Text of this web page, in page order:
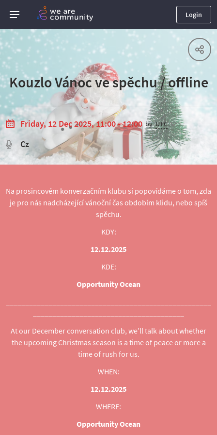
Login
Kouzlo Vánoc ve spěchu / offline
Friday, 12 Dec 2025, 11:00 - 12:00 by UTC
Cz
Na prosincovém konverzačním klubu si popovídáme o tom, zda
je pro nás nadcházející vánoční čas obdobím klidu, nebo spíš
spěchu.
KDY:
12.12.2025
KDE:
Opportunity Ocean
At our December conversation club, we’ll talk about whether
the upcoming Christmas season is a time of peace or more a
time of rush for us.
WHEN:
12.12.2025
WHERE:
Opportunity Ocean